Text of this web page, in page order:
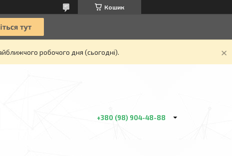
Кошик
робочого дня (сьогодні).
+380 (98) 904-48-88